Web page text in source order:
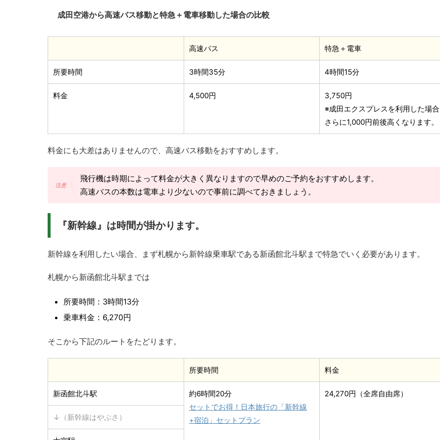
成田空港から高速バス移動と特急＋電車移動した場合の比較
高速バス 特急＋電車
所要時間 3時間35分 4時間15分
料金 4,500円
3,750円
※成田エクスプレスを利用した場
さらに1,000円前後高くなります。
料金にも大差はありませんので、高速バス移動をおすすめします。
飛行機は時期によって料金が大きく異なりますので早めのご予約をおすすめします。
高速バスの本数は電車より少ないので事前に調べておきましょう。
『新幹線』は時間が掛かります。
新幹線を利用したい場合、まず札幌から新幹線乗車駅である新函館北斗駅まで特急でいく必要があります。
札幌から新函館北斗駅までは
所要時間：3時間13分
乗車料金：6,270円
そこから下記のルートをたどります。
所要時間 料金
新函館北斗駅
約6時間20分
セットでお得！日本旅行の「新幹線
+宿泊」セットプラン
24,270円（全席自由席）
↓（新幹線はやぶさ）